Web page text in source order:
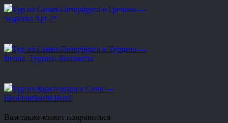
Тур из Санкт-Петербурга в Грецию —
Sogiorka Apt 2*
Тур из Санкт-Петербурга в Турцию —
Benna, Турция, Кониалты
Тур из Краснодара в Сочи —
EkoDomSochi Hotel
Вам также может понравиться